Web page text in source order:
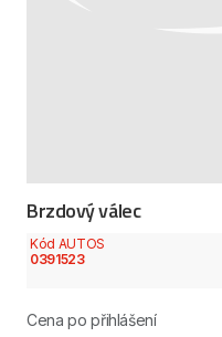
Brzdový válec
Kód AUTOS
0391523
Cena po přihlášení